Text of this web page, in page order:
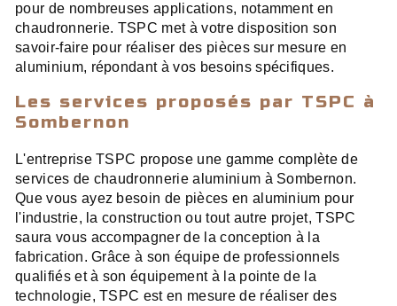
pour de nombreuses applications, notamment en
chaudronnerie. TSPC met à votre disposition son
savoir-faire pour réaliser des pièces sur mesure en
aluminium, répondant à vos besoins spécifiques.
Les services proposés par TSPC à
Sombernon
L'entreprise TSPC propose une gamme complète de
services de chaudronnerie aluminium à Sombernon.
Que vous ayez besoin de pièces en aluminium pour
l'industrie, la construction ou tout autre projet, TSPC
saura vous accompagner de la conception à la
fabrication. Grâce à son équipe de professionnels
qualifiés et à son équipement à la pointe de la
technologie, TSPC est en mesure de réaliser des